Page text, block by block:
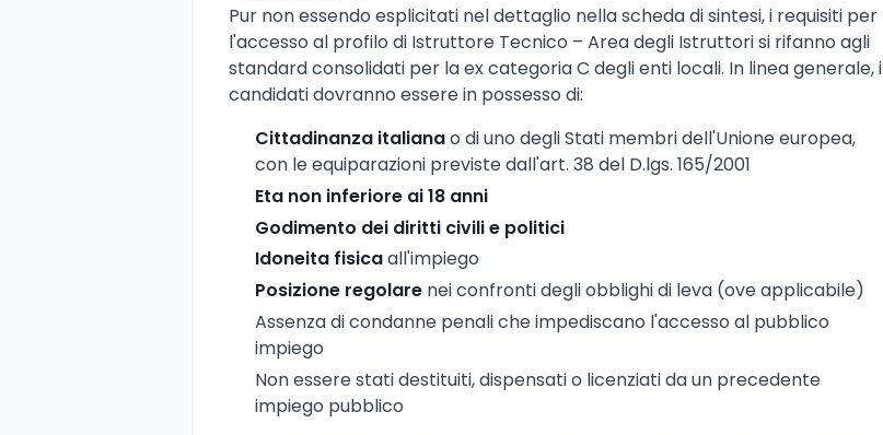
Pur non essendo esplicitati nel dettaglio nella scheda di sintesi, i requisiti per
l'accesso al profilo di Istruttore Tecnico – Area degli Istruttori si rifanno agli
standard consolidati per la ex categoria C degli enti locali. In linea generale, i
candidati dovranno essere in possesso di:
Cittadinanza italianao di uno degli Stati membri dell'Unione europea,
con le equiparazioni previste dall'art. 38 del D.lgs. 165/2001
Eta non inferiore ai 18 anni
Godimento dei diritti civili e politici
Idoneita fisicaall'impiego
Posizione regolare nei confronti degli obblighi di leva (ove applicabile)
Assenza di condanne penali che impediscano l'accesso al pubblico
impiego
Non essere stati destituiti, dispensati o licenziati da un precedente
impiego pubblico